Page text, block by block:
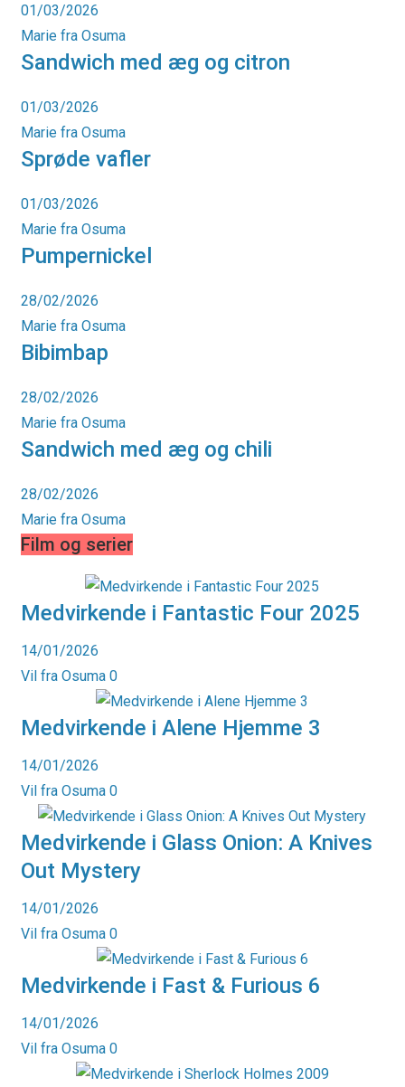
01/03/2026
Marie fra Osuma
Sandwich med æg og citron
01/03/2026
Marie fra Osuma
Sprøde vafler
01/03/2026
Marie fra Osuma
Pumpernickel
28/02/2026
Marie fra Osuma
Bibimbap
28/02/2026
Marie fra Osuma
Sandwich med æg og chili
28/02/2026
Marie fra Osuma
Film og serier
Medvirkende i Fantastic Four 2025
14/01/2026
Vil fra Osuma 0
Medvirkende i Alene Hjemme 3
14/01/2026
Vil fra Osuma 0
Medvirkende i Glass Onion: A Knives
Out Mystery
14/01/2026
Vil fra Osuma 0
Medvirkende i Fast & Furious 6
14/01/2026
Vil fra Osuma 0